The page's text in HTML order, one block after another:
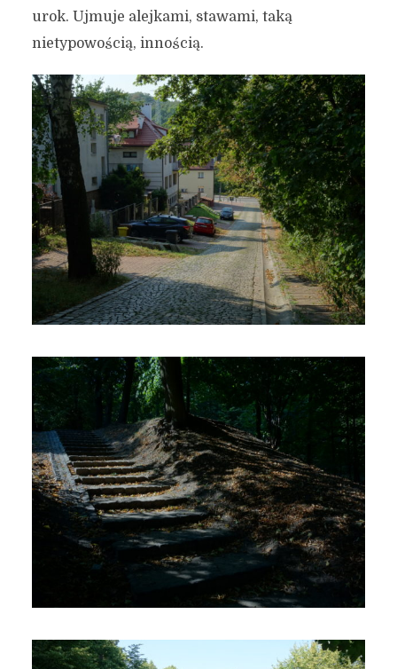
urok. Ujmuje alejkami, stawami, taką
nietypowością, innością.